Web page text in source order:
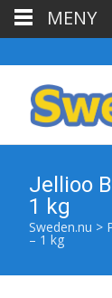
Jellioo
1 kg
Sweden.nu >
– 1 kg
MENY